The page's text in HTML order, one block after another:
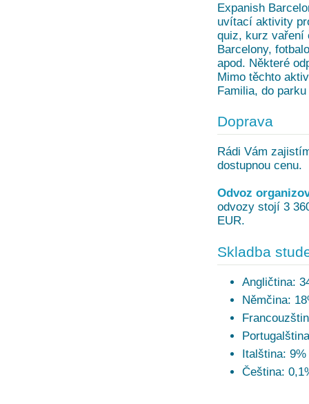
Expanish
uvítací aktivity
quiz, kurz vaření
Barcelony,
apod. Některé
Mimo těchto
Familia, do
Doprava
Rádi Vám
dostupnou cenu.
Odvoz
odvozy stojí 3
EUR.
Skladba
Angličtina:
Němčina:
Italština: 9%
Čeština: